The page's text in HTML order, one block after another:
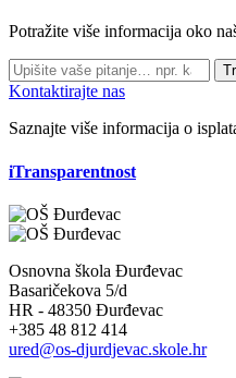
Potražite više informacija oko
Kontaktirajte nas
Saznajte više informacija o
iTransparentnost
Osnovna škola Đurđevac
Basaričekova 5/d
HR - 48350 Đurđevac
+385 48 812 414
ured@os-djurdjevac.skole.hr